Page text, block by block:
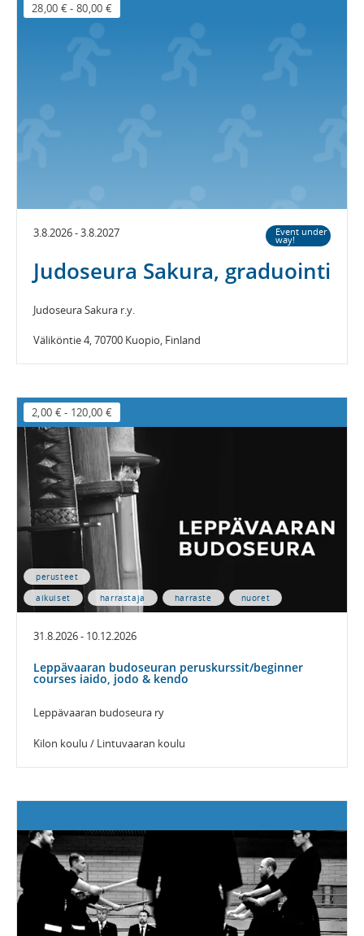
28,00 €-80,00 €
3.8.2026 - 3.8.2027 Event under
way!
Judoseura Sakura, graduointi
Judoseura Sakura r.y.
Väliköntie 4, 70700 Kuopio, Finland
2,00 €- 120,00 €
aikuiset harrastaja harraste nuoret
perusteet
31.8.2026 - 10.12.2026
Leppävaaran budoseuran peruskurssit/beginner
courses iaido, jodo & kendo
Leppävaaran budoseura ry
Kilon koulu / Lintuvaaran koulu